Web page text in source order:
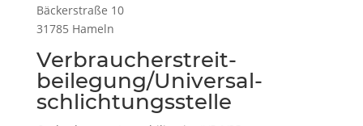
Bäckerstraße 10
31785 Hameln
Verbraucher­streit­
beilegung/Universal­
schlichtungs­stelle